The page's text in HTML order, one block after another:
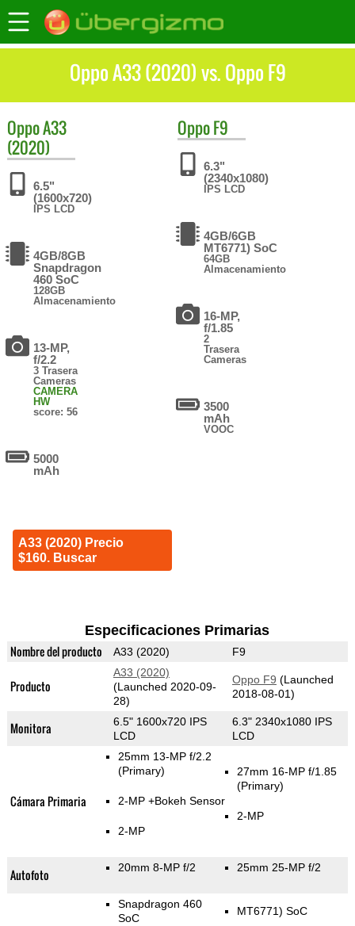
Oppo A33 (2020) vs. Oppo F9
OppoA33
(2020)
6.5"
(1600x720)
IPS LCD
4GB/8GB
Snapdragon
460 SoC
128GB
Almacenamiento
13-MP,
f/2.2
3 Trasera
Cameras
CAMERA
HW
score: 56
5000
mAh
A33 (2020) Precio
$160. Buscar
OppoF9
6.3"
(2340x1080)
IPS LCD
4GB/6GB
MT6771) SoC
64GB
Almacenamiento
16-MP,
f/1.85
2
Trasera
Cameras
3500
mAh
VOOC
Especificaciones Primarias
Nombre del producto A33 (2020) F9
Producto
A33 (2020)
(Launched 2020-09-
28)
Oppo F9 (Launched
2018-08-01)
Monitora
6.5" 1600x720 IPS
LCD
6.3" 2340x1080 IPS
LCD
Cámara Primaria
25mm 13-MP f/2.2
(Primary)
2-MP +Bokeh Sensor
2-MP
27mm 16-MP f/1.85
(Primary)
2-MP
Autofoto 20mm 8-MP f/2 25mm 25-MP f/2
Snapdragon 460
SoC
MT6771) SoC